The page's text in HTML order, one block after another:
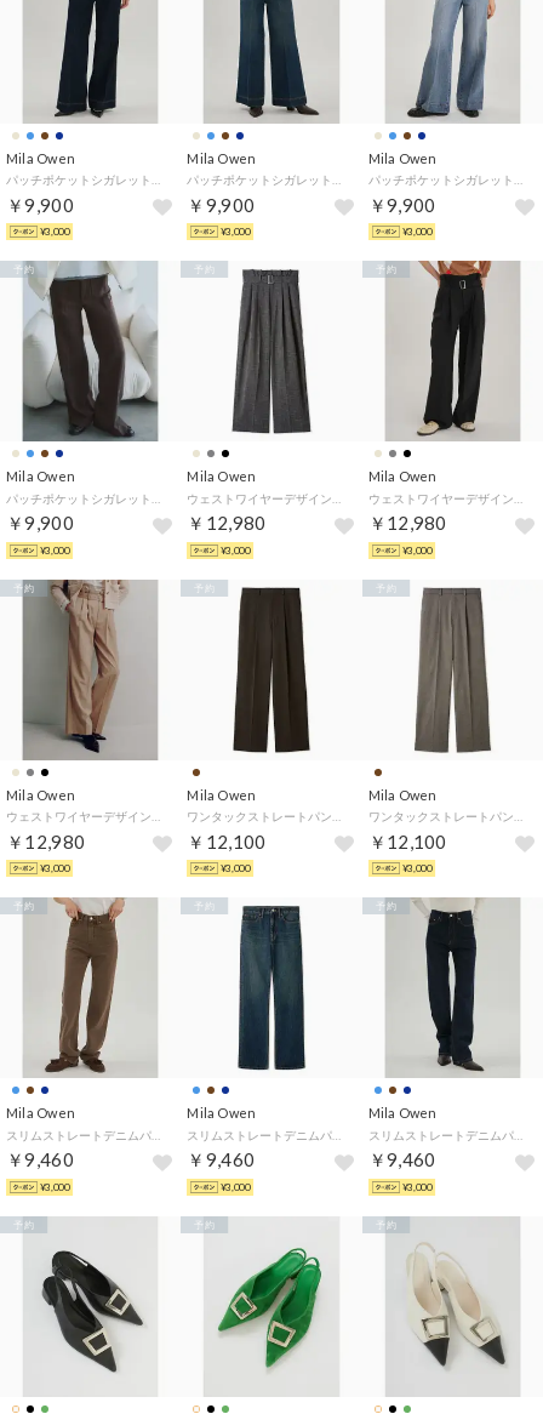
Mila Owen
￥9,900
¥3,000
Mila Owen
￥9,900
¥3,000
Mila Owen
￥9,900
¥3,000
Mila Owen
￥9,900
予約
¥3,000
Mila Owen
￥12,980
予約
¥3,000
Mila Owen
￥12,980
予約
¥3,000
Mila Owen
￥12,980
予約
¥3,000
Mila Owen
￥12,100
予約
¥3,000
Mila Owen
￥12,100
予約
¥3,000
Mila Owen
￥9,460
予約
¥3,000
Mila Owen
￥9,460
予約
¥3,000
Mila Owen
スリムストレートデニムパンツ （IND）
￥9,460
予約
¥3,000
予約 予約 予約